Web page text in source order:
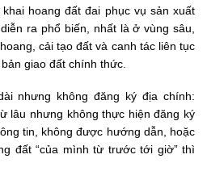
hoang đất đai phục vụ sản xuất
ra phổ biến, nhất là ở vùng sâu,
cải tạo đất và canh tác liên tục
giao đất chính thức.
nhưng không đăng ký địa chính:
lâu nhưng không thực hiện đăng ký
tin, không được hướng dẫn, hoặc
đất “của mình từ trước tới giờ” thì